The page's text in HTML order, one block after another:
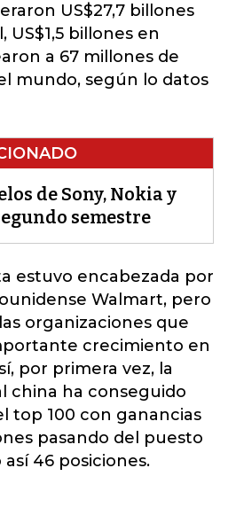
US$27,7 billones
billones en
a 67 millones de
mundo, según lo datos
de Sony, Nokia y
semestre
estuvo encabezada por
Walmart, pero
organizaciones que
crecimiento en
por primera vez, la
china ha conseguido
top 100 con ganancias
pasando del puesto
así 46 posiciones.